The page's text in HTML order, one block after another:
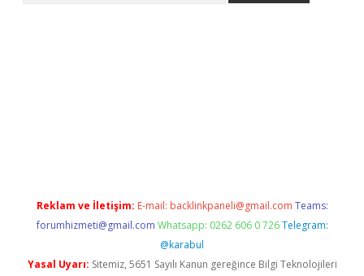
Reklam ve İletişim: E-mail: backlinkpaneli@gmail.com Teams:
forumhizmeti@gmail.com Whatsapp: 0262 606 0 726 Telegram:
@karabul
Yasal Uyarı: Sitemiz, 5651 Sayılı Kanun gereğince Bilgi Teknolojileri